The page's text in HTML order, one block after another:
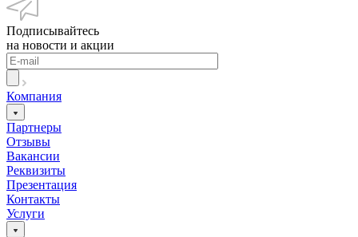
Подписывайтесь
на новости и акции
Компания
Партнеры
Отзывы
Вакансии
Реквизиты
Презентация
Контакты
Услуги